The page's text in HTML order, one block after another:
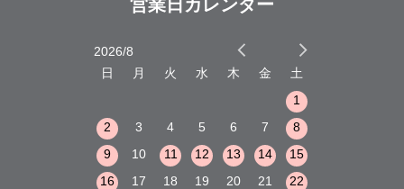
営業日カレンダー
2026/8
日
月 火 水 木 金
土
1
2
3 4 5 6 7
8
9
10 11 12 13 14
15
16
17 18 19 20 21
22